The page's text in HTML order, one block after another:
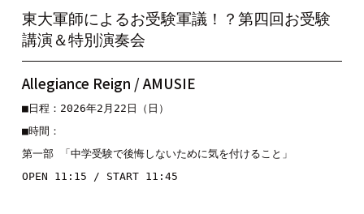
東大軍師によるお受験軍議！？第四回お受験
講演＆特別演奏会
Allegiance Reign / AMUSIE
■日程：2026年2月22日（日）
■時間：
第一部 「中学受験で後悔しないために気を付けること」
OPEN 11:15 / START 11:45